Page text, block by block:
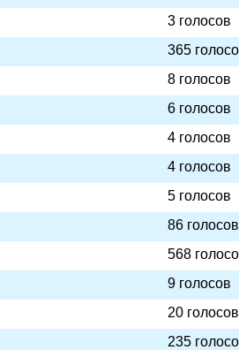
3 голосов
365
8 голосов
6 голосов
4 голосов
4 голосов
5 голосов
86 голосов
568
9 голосов
20 голосов
235